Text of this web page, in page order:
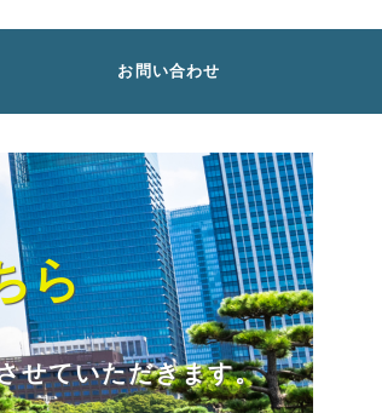
お問い合わせ
ら
せていただきます。